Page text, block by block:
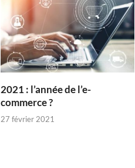
2021 : l’année de l’e-
commerce ?
27 février 2021